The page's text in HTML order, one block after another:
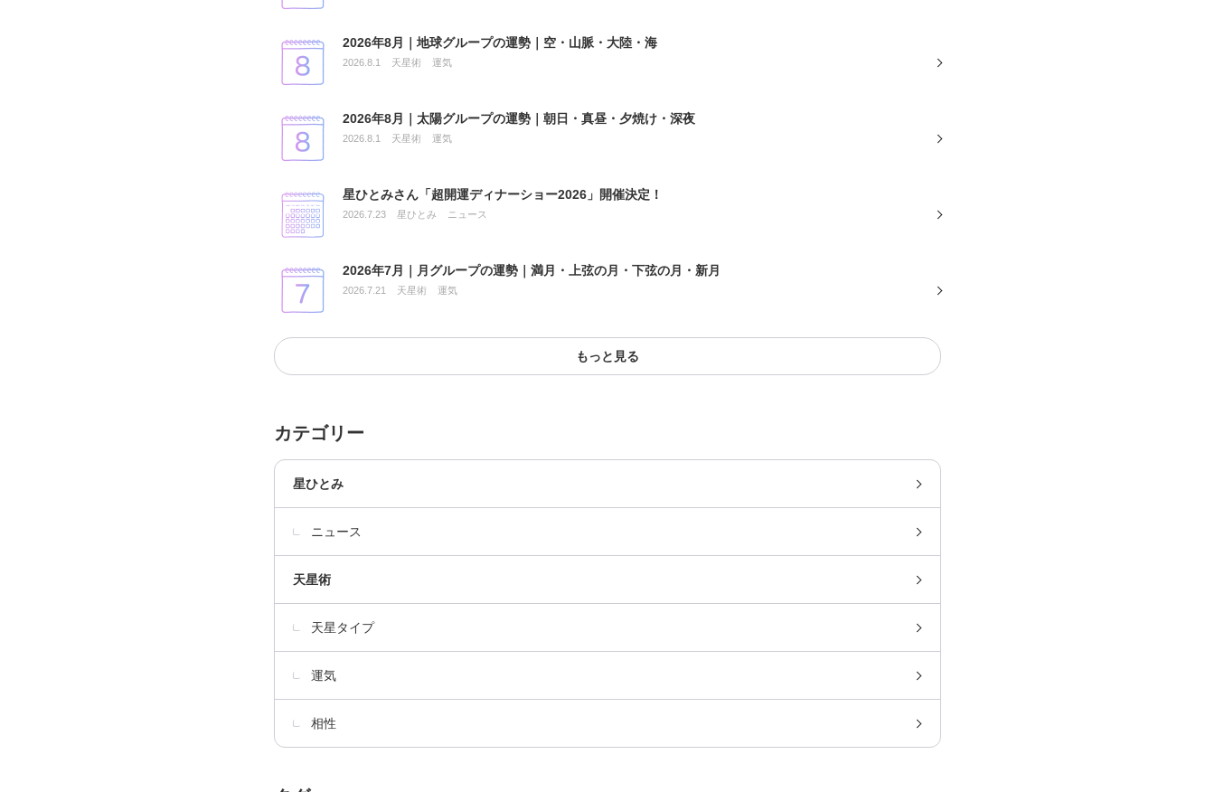
2026年8月｜地球グループの運勢｜空・山脈・大陸・海
2026.8.1 天星術 運気
2026年8月｜太陽グループの運勢｜朝日・真昼・夕焼け・深夜
2026.8.1 天星術 運気
星ひとみさん「超開運ディナーショー2026」開催決定！
2026.7.23 星ひとみ ニュース
2026年7月｜月グループの運勢｜満月・上弦の月・下弦の月・新月
2026.7.21 天星術 運気
もっと見る
カテゴリー
星ひとみ
ニュース
天星術
天星タイプ
運気
相性